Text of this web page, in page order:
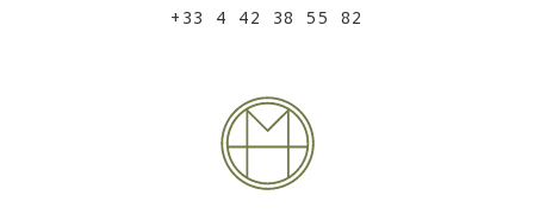
+33 4 42 38 55 82